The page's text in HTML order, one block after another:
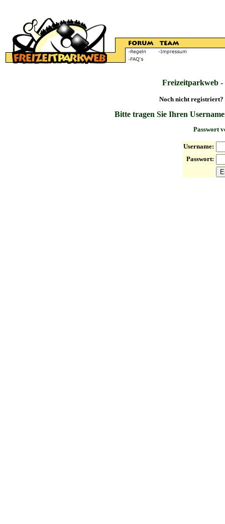
Freizeitparkweb
Noch nicht registriert?
Bitte tragen Sie Ihren
Passwort
Username:
Passwort: